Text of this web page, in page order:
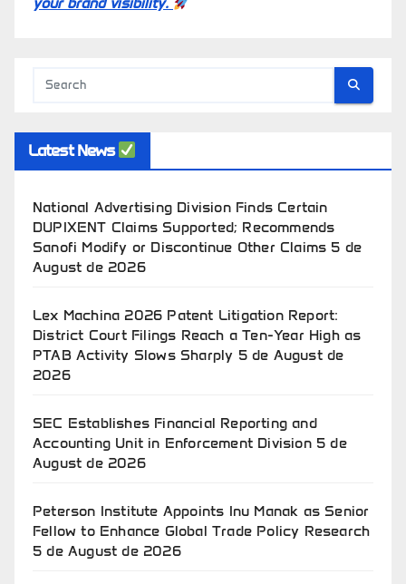
Latest News
National Advertising Division Finds Certain
DUPIXENT Claims Supported; Recommends
Sanofi Modify or Discontinue Other Claims 5 de
August de 2026
Lex Machina 2026 Patent Litigation Report:
District Court Filings Reach a Ten-Year High as
PTAB Activity Slows Sharply 5 de August de
2026
SEC Establishes Financial Reporting and
Accounting Unit in Enforcement Division 5 de
August de 2026
Peterson Institute Appoints Inu Manak as Senior
Fellow to Enhance Global Trade Policy Research
5 de August de 2026